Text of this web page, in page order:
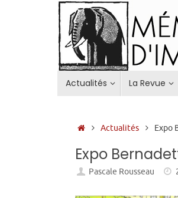
Actualités La Revue
Accueil
Actualités Expo
Expo
Pascale Rousseau